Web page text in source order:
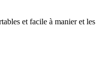
et facile à manier et les